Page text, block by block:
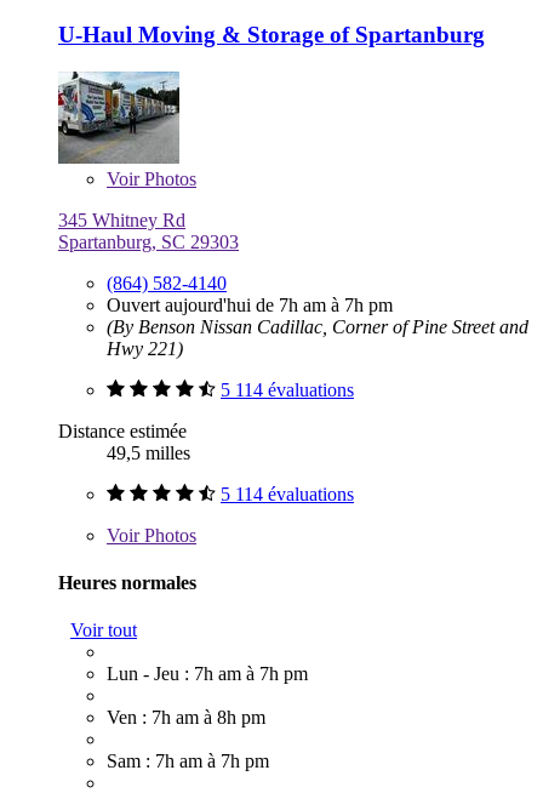
U-Haul Moving & Storage of Spartanburg
VoirPhotos
345 Whitney Rd
Spartanburg, SC 29303
(864) 582-4140
Ouvert aujourd'hui de 7h am à 7h pm
(By Benson Nissan Cadillac, Corner of Pine Street and
Hwy 221)
5 114 évaluations
Distance estimée
49,5 milles
5 114 évaluations
VoirPhotos
Heures normales
Voir tout
Lun - Jeu : 7h am à 7h pm
Ven : 7h am à 8h pm
Sam : 7h am à 7h pm